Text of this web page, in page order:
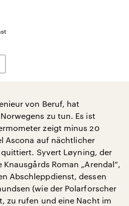
von Beruf, hat
zu tun. Es ist
zeigt minus 20
Ascona auf nächtlicher
Syvert Løyning, der
Roman „Arendal“,
Abschleppdienst, dessen
(wie der Polarforscher
zu rufen und eine Nacht im